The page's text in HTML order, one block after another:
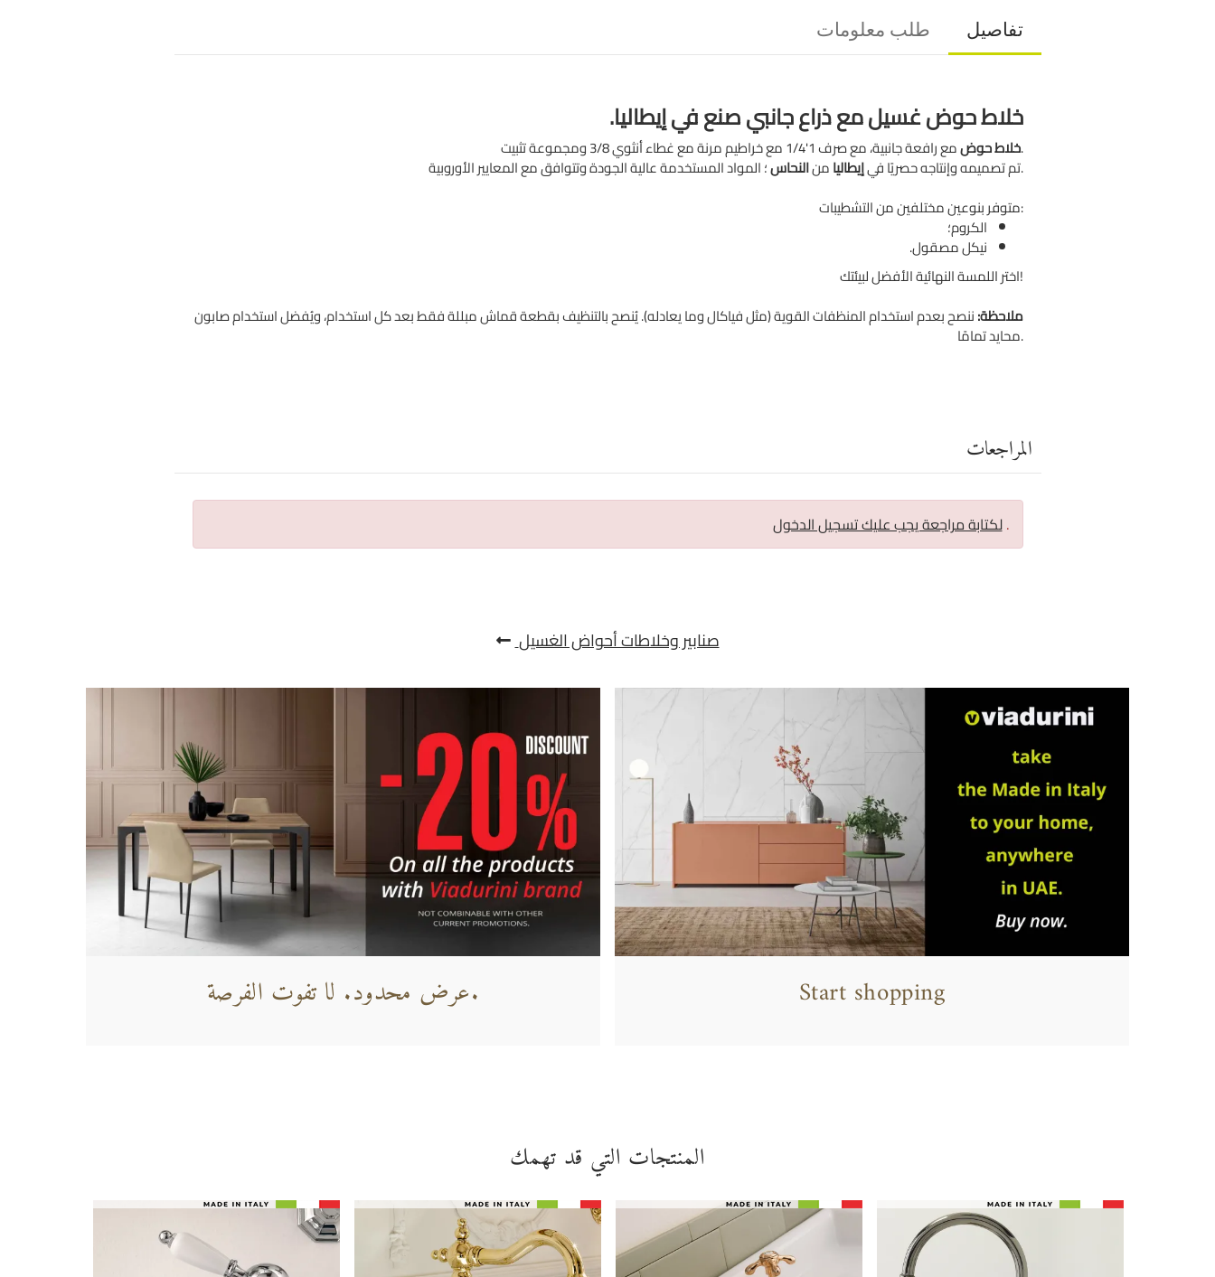
تفاصيل طلب معلومات
خلاط حوض غسيل مع ذراع جانبي صنع في إيطاليا.
خلاط حوضمع رافعة جانبية، مع صرف 1'1/4 مع خراطيم مرنة مع غطاء أنثوي 3/8 ومجموعة تثبيت.
تم تصميمه وإنتاجه حصريًا فيإيطاليامنالنحاس
؛ المواد المستخدمة عالية الجودة وتتوافق مع المعايير الأوروبية.
متوفر بنوعين مختلفين من التشطيبات:
الكروم؛
نيكل مصقول.
اختر اللمسة النهائية الأفضل لبيئتك!
ملاحظة:ننصح بعدم استخدام المنظفات القوية (مثل فياكال وما يعادله). يُنصح بالتنظيف بقطعة قماش مبللة فقط بعد كل استخدام، ويُفضل استخدام صابون
محايد تمامًا.
المراجعات
لكتابة مراجعة يجب عليك تسجيل الدخول.
صنابير وخلاطات أحواض الغسيل
عرض محدود. لا تفوت الفرصة. Start shopping
المنتجات التي قد تهمك